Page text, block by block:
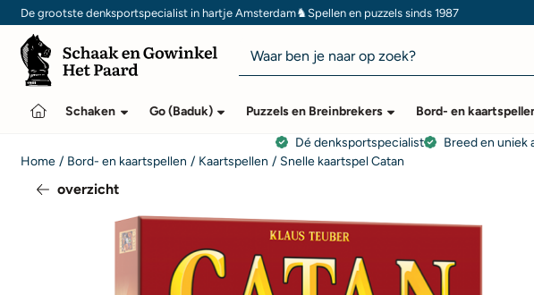
Cookievoorkeuren zijn momenteel gesloten.
De grootste denksportspecialist in hartje Amsterdam♞Spellen en puzzels sinds 1987
Zoeken
Schaken Go (Baduk) Puzzels en Breinbrekers Bord- en
Dé denksportspecialist Breed en uniek
Home / Bord- en kaartspellen / Kaartspellen / Snelle kaartspel Catan
overzicht